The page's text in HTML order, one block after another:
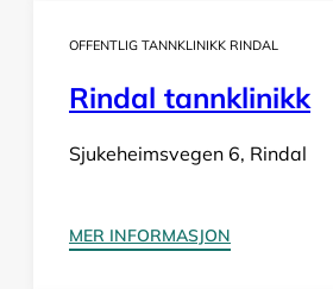
OFFENTLIG TANNKLINIKK RINDAL
Rindal tannklinikk
Sjukeheimsvegen 6, Rindal
MER INFORMASJON